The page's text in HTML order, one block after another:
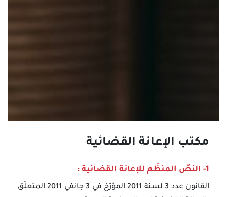
مكتب الإعانة القضائية
1- النصّ المنظّم للإعانة القضائية :
القانون عدد 3 لسنة 2011 المؤرّخ في 3 جانفي 2011 المتعلّق